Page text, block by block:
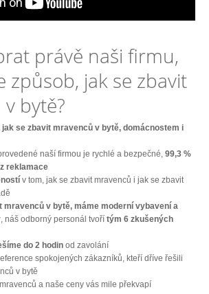
právě naši firmu,
způsob, jak se zbavit
bytě?
jak se zbavit mravenců v bytě, domácnostem i
naší firmou je rychlé a bezpečné, 99,3 %
reklamace
v tom, jak se zbavit mravenců i jak se zbavit
mravenců v bytě, máme moderní vybavení a
, náš odborný personál tvoří tým 6 zkušených
do 2 hodin od zavolání
spokojených zákazníků, kteří dříve řešili
v bytě
a naše ceny vás mile překvapí